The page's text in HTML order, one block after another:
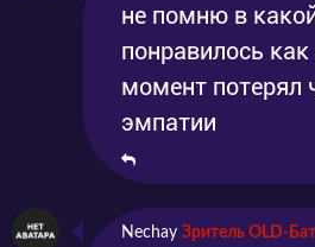
не помню в
понравилось
момент потерял
эмпатии
Nechay Зритель OLD-